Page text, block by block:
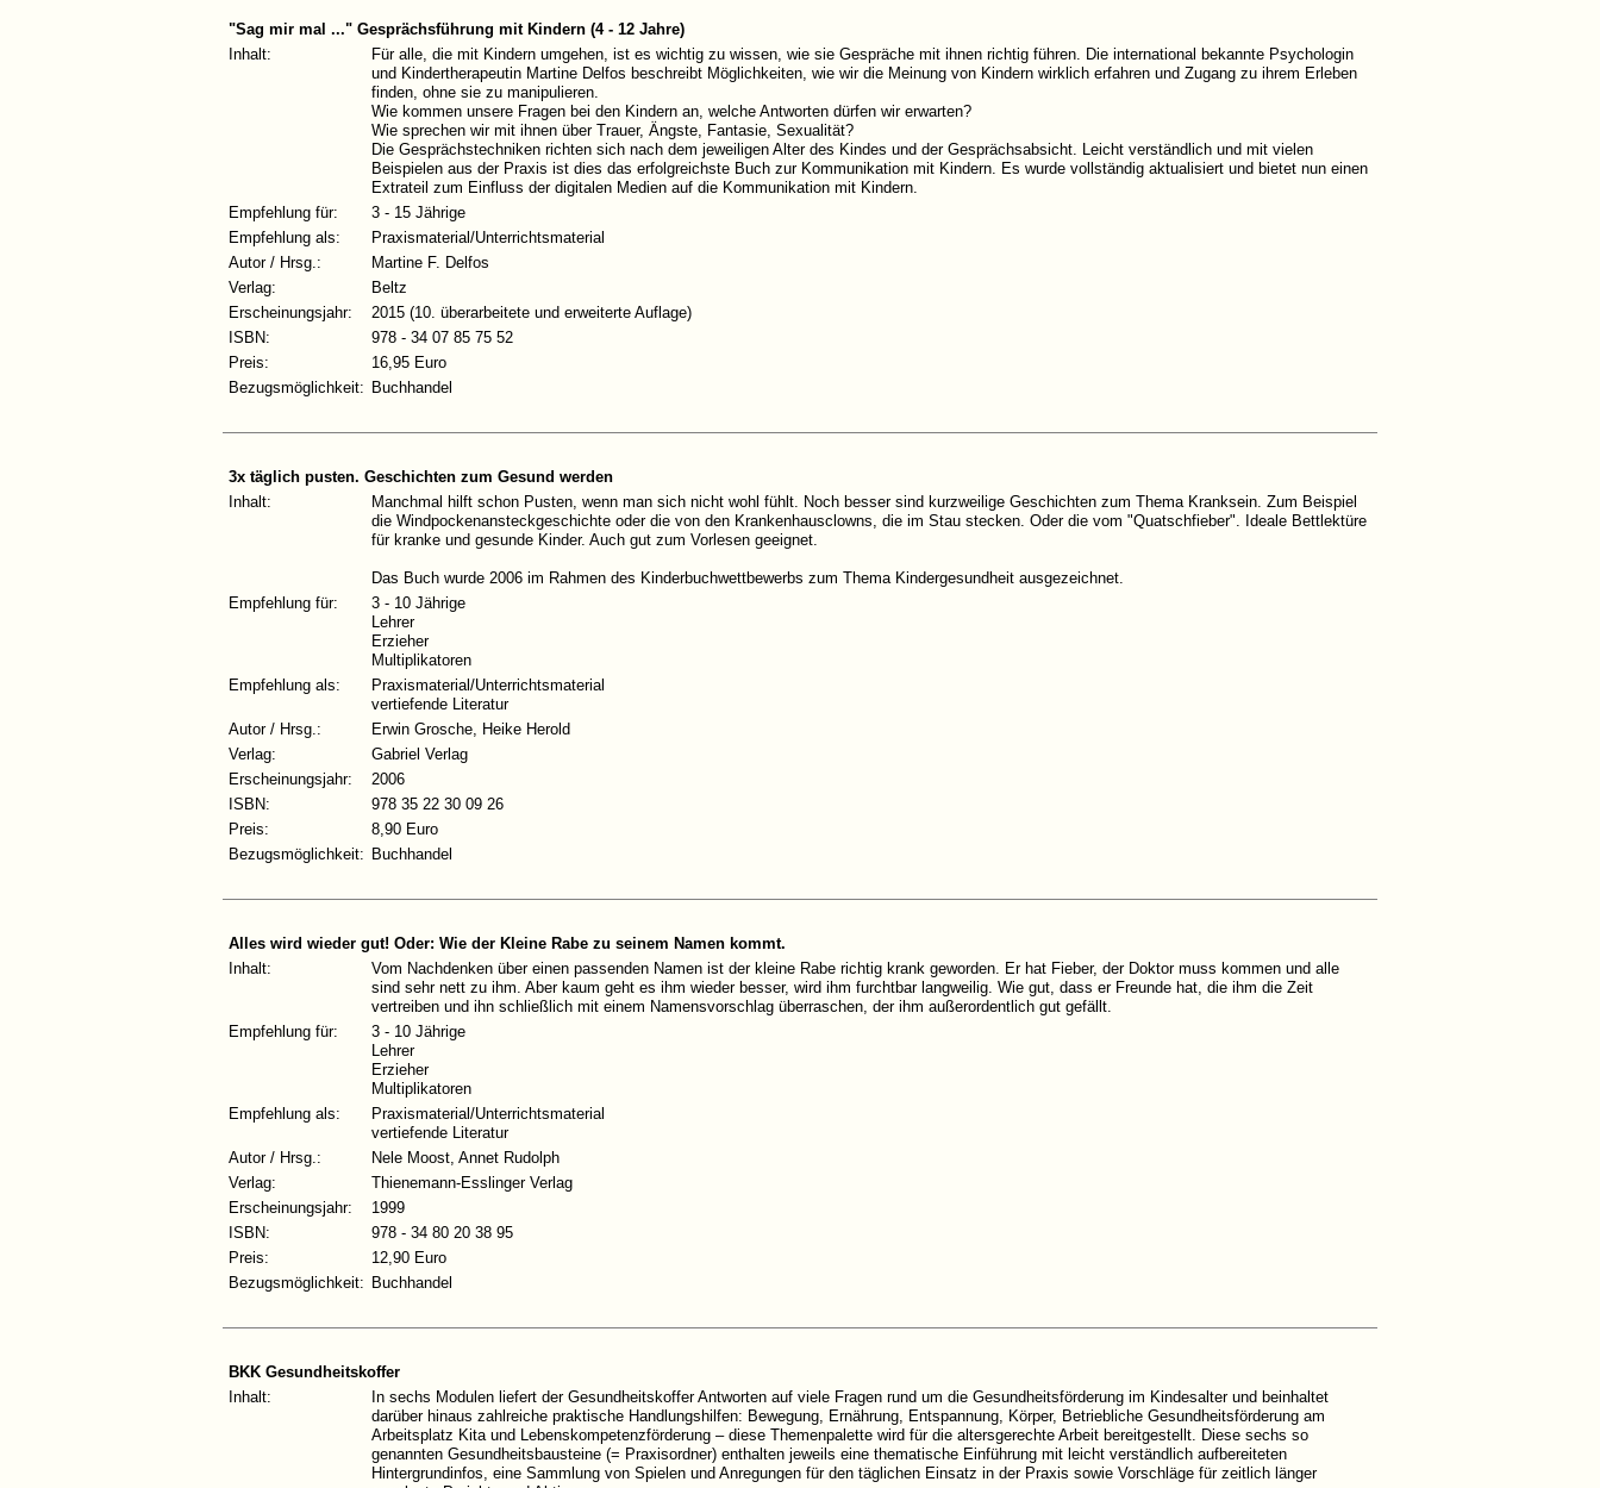
"Sag mir mal ..." Gesprächsführung mit Kindern (4 - 12 Jahre)
Inhalt:
Für alle, die mit Kindern umgehen, ist es wichtig zu wissen, wie sie Gespräche mit ihnen richtig führen. Die international bekannte Psychologin
und Kindertherapeutin Martine Delfos beschreibt Möglichkeiten, wie wir die Meinung von Kindern wirklich erfahren und Zugang zu ihrem Erleben
finden, ohne sie zu manipulieren.
Wie kommen unsere Fragen bei den Kindern an, welche Antworten dürfen wir erwarten?
Wie sprechen wir mit ihnen über Trauer, Ängste, Fantasie, Sexualität?
Die Gesprächstechniken richten sich nach dem jeweiligen Alter des Kindes und der Gesprächsabsicht. Leicht verständlich und mit vielen
Beispielen aus der Praxis ist dies das erfolgreichste Buch zur Kommunikation mit Kindern. Es wurde vollständig aktualisiert und bietet nun einen
Extrateil zum Einfluss der digitalen Medien auf die Kommunikation mit Kindern.
Empfehlung für:
3 - 15 Jährige
Empfehlung als:
Praxismaterial/Unterrichtsmaterial
Autor / Hrsg.:
Martine F. Delfos
Verlag:
Beltz
Erscheinungsjahr:
2015 (10. überarbeitete und erweiterte Auflage)
ISBN:
978 - 34 07 85 75 52
Preis:
16,95 Euro
Bezugsmöglichkeit: Buchhandel
3x täglich pusten. Geschichten zum Gesund werden
Inhalt:
Manchmal hilft schon Pusten, wenn man sich nicht wohl fühlt. Noch besser sind kurzweilige Geschichten zum Thema Kranksein. Zum Beispiel
die Windpockenansteckgeschichte oder die von den Krankenhausclowns, die im Stau stecken. Oder die vom "Quatschfieber". Ideale Bettlektüre
für kranke und gesunde Kinder. Auch gut zum Vorlesen geeignet.
Das Buch wurde 2006 im Rahmen des Kinderbuchwettbewerbs zum Thema Kindergesundheit ausgezeichnet.
Empfehlung für:
3 - 10 Jährige
Lehrer
Erzieher
Multiplikatoren
Empfehlung als:
Praxismaterial/Unterrichtsmaterial
vertiefende Literatur
Autor / Hrsg.:
Erwin Grosche, Heike Herold
Verlag:
Gabriel Verlag
Erscheinungsjahr:
2006
ISBN:
978 35 22 30 09 26
Preis:
8,90 Euro
Bezugsmöglichkeit: Buchhandel
Alles wird wieder gut! Oder: Wie der Kleine Rabe zu seinem Namen kommt.
Inhalt:
Vom Nachdenken über einen passenden Namen ist der kleine Rabe richtig krank geworden. Er hat Fieber, der Doktor muss kommen und alle
sind sehr nett zu ihm. Aber kaum geht es ihm wieder besser, wird ihm furchtbar langweilig. Wie gut, dass er Freunde hat, die ihm die Zeit
vertreiben und ihn schließlich mit einem Namensvorschlag überraschen, der ihm außerordentlich gut gefällt.
Empfehlung für:
3 - 10 Jährige
Lehrer
Erzieher
Multiplikatoren
Empfehlung als:
Praxismaterial/Unterrichtsmaterial
vertiefende Literatur
Autor / Hrsg.:
Nele Moost, Annet Rudolph
Verlag:
Thienemann-Esslinger Verlag
Erscheinungsjahr:
1999
ISBN:
978 - 34 80 20 38 95
Preis:
12,90 Euro
Bezugsmöglichkeit: Buchhandel
BKK Gesundheitskoffer
Inhalt:
In sechs Modulen liefert der Gesundheitskoffer Antworten auf viele Fragen rund um die Gesundheitsförderung im Kindesalter und beinhaltet
darüber hinaus zahlreiche praktische Handlungshilfen: Bewegung, Ernährung, Entspannung, Körper, Betriebliche Gesundheitsförderung am
Arbeitsplatz Kita und Lebenskompetenzförderung – diese Themenpalette wird für die altersgerechte Arbeit bereitgestellt. Diese sechs so
genannten Gesundheitsbausteine (= Praxisordner) enthalten jeweils eine thematische Einführung mit leicht verständlich aufbereiteten
Hintergrundinfos, eine Sammlung von Spielen und Anregungen für den täglichen Einsatz in der Praxis sowie Vorschläge für zeitlich länger